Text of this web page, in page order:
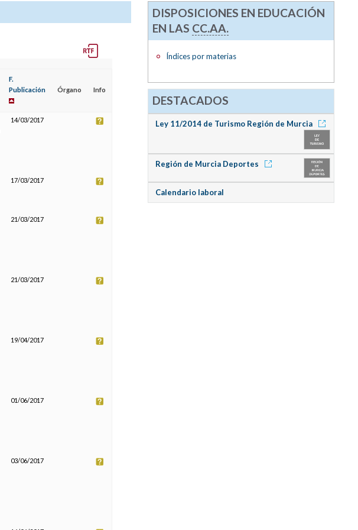
F.
Publicación
Órgano Info
14/03/2017
17/03/2017
21/03/2017
21/03/2017
19/04/2017
01/06/2017
03/06/2017
DISPOSICIONES EN EDUCACIÓN
EN LAS CC.AA.
Índices por materias
DESTACADOS
Ley 11/2014 de Turismo Región de Murcia
Región de Murcia Deportes
Calendario laboral